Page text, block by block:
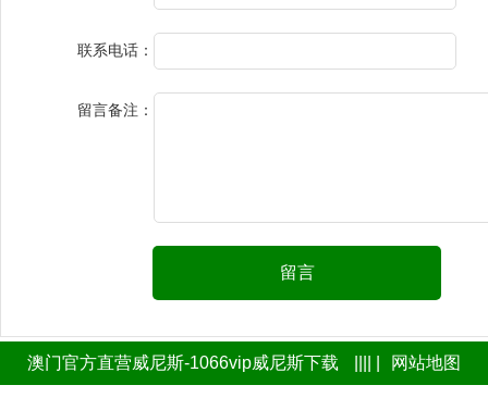
联系电话：
留言备注：
留言
澳门官方直营威尼斯-1066vip威尼斯下载 网站地图